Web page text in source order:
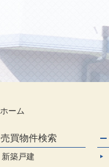
ホーム
売買物件検索
新築戸建